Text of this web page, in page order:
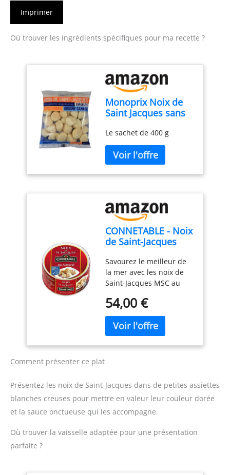
Imprimer
Où trouver les ingrédients spécifiques pour ma recette ?
Monoprix Noix de
Saint Jacques sans
400 g
Le sachet de 400 g
CONNETABLE - Noix
de Saint-Jacques
- 100% pêche
durable - Saveurs
délicates de la mer -
Prêtes à déguster -
Conservées avec
soin. - Lot De 3 -
Vendu Par Lot
Savourez le meilleur de
la mer avec les noix de
Saint-Jacques MSC au
La qualité et l'origine de
ces produits sont
certifiées par Marine
Stewardship Council,
garantissant une pêche
Profitez d'une saveur
intense et délicate grâce
à cette conserve de noix
de Saint-Jacques au
apporte une attention
54,00 €
Comment présenter ce plat
Présentez les noix de Saint-Jacques dans de petites assiettes
blanches creuses pour mettre en valeur leur couleur dorée
et la sauce onctueuse qui les accompagne.
Où trouver la vaisselle adaptée pour une présentation
parfaite ?